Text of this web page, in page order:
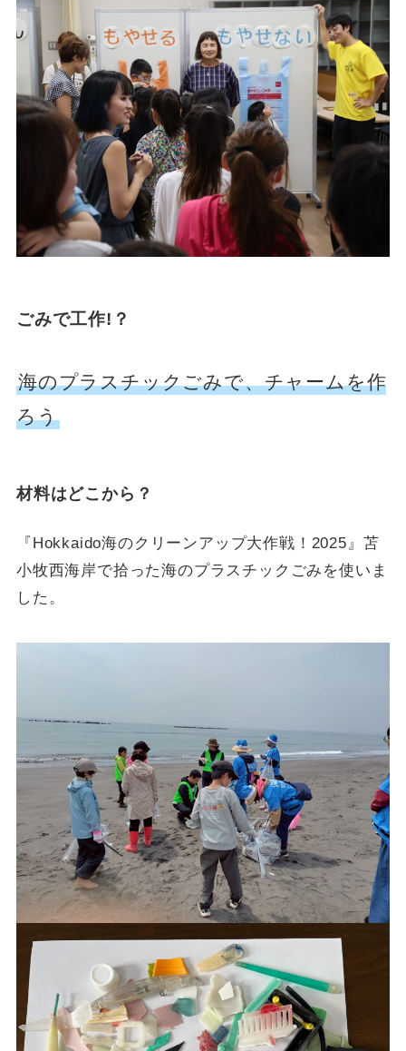
ごみで工作!？
海のプラスチックごみで、チャームを作
ろう
材料はどこから？
『Hokkaido海のクリーンアップ大作戦！2025』苫
小牧西海岸で拾った海のプラスチックごみを使いま
した。